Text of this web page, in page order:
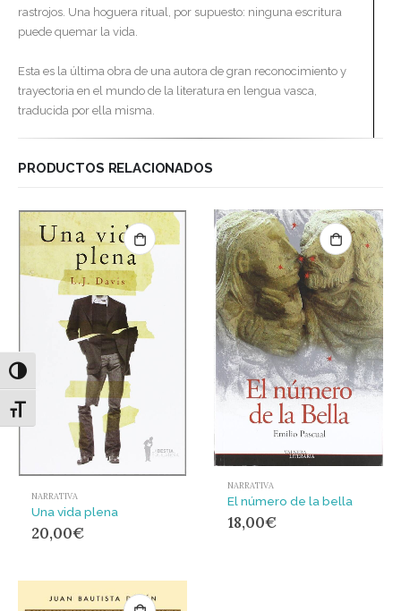
Alternar alto contraste
Alternar tamaño de letra
rastrojos. Una hoguera ritual, por supuesto: ninguna escritura
puede quemar la vida.
Esta es la última obra de una autora de gran reconocimiento y
trayectoria en el mundo de la literatura en lengua vasca,
traducida por ella misma.
PRODUCTOS RELACIONADOS
NARRATIVA
Una vida plena
20,00€
NARRATIVA
El número de la bella
18,00€